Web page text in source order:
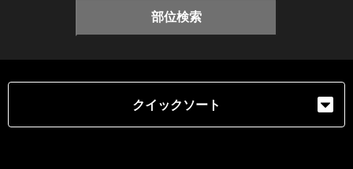
部位検索
クイックソート